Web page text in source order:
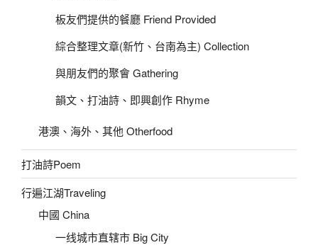
板友們提供的餐廳 Friend Provided
綜合整理文章(新竹、台南為主) Collection
與朋友們的聚會 Gathering
韻文、打油詩、即興創作 Rhyme
港澳、海外、其他 Otherfood
打油詩Poem
行遍江湖Traveling
中國 China
一线城市直辖市 Big City